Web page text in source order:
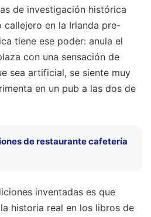
de investigación histórica
callejero en la Irlanda pre-
tiene ese poder: anula el
con una sensación de
sea artificial, se siente muy
en un pub a las dos de
de restaurante cafetería
inventadas es que
historia real en los libros de